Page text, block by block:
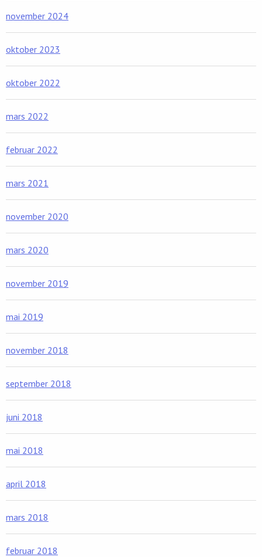
november 2024
oktober 2023
oktober 2022
mars 2022
februar 2022
mars 2021
november 2020
mars 2020
november 2019
mai 2019
november 2018
september 2018
juni 2018
mai 2018
april 2018
mars 2018
februar 2018